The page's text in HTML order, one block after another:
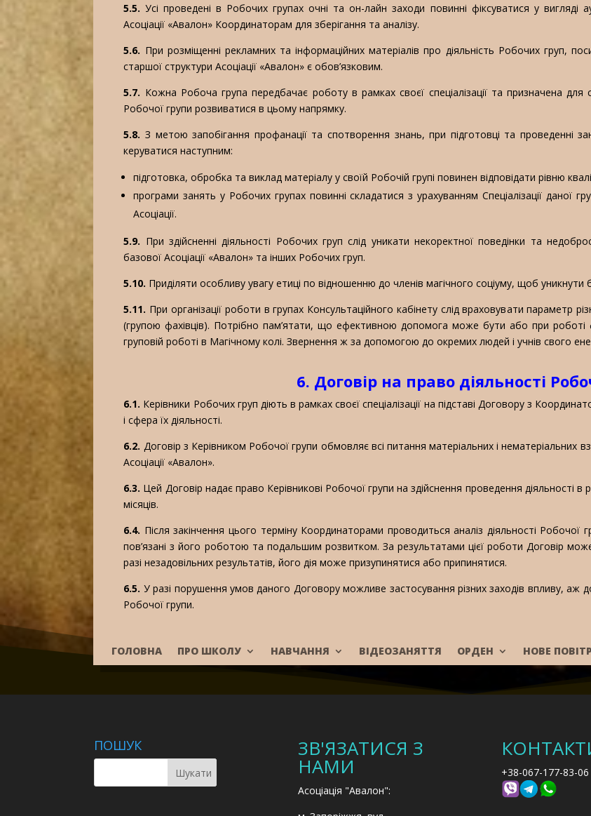
5.5. Усі проведені в Робочих групах очні та он-лайн заходи повинні фіксуватися у вигляді
Асоціації «Авалон» Координаторам для зберігання та аналізу.
5.6. При розміщенні рекламних та інформаційних матеріалів про діяльність Робочих груп,
старшої структури Асоціації «Авалон» є обов’язковим.
5.7. Кожна Робоча група передбачає роботу в рамках своєї спеціалізації та призначена
Робочої групи розвиватися в цьому напрямку.
5.8. З метою запобігання профанації та спотворення знань, при підготовці та проведенні
керуватися наступним:
підготовка, обробка та виклад матеріалу у своїй Робочій групі повинен відповідати рівню
програми занять у Робочих групах повинні складатися з урахуванням Спеціалізації даної
Асоціації.
5.9. При здійсненні діяльності Робочих груп слід уникати некоректної поведінки та
базової Асоціації «Авалон» та інших Робочих груп.
5.10. Приділяти особливу увагу етиці по відношенню до членів магічного соціуму, щоб уникнути
5.11. При організації роботи в групах Консультаційного кабінету слід враховувати параметр
(групою фахівців). Потрібно пам’ятати, що ефективною допомога може бути або при роботі
груповій роботі в Магічному колі. Звернення ж за допомогою до окремих людей і учнів свого
6. Договір на право діяльності
6.1. Керівники Робочих груп діють в рамках своєї спеціалізації на підставі Договору з
і сфера їх діяльності.
6.2. Договір з Керівником Робочої групи обмовляє всі питання матеріальних і нематеріальних
Асоціації «Авалон».
6.3. Цей Договір надає право Керівникові Робочої групи на здійснення проведення діяльності в
місяців.
6.4. Після закінчення цього терміну Координаторами проводиться аналіз діяльності Робочої
пов’язані з його роботою та подальшим розвитком. За результатами цієї роботи Договір
разі незадовільних результатів, його дія може призупинятися або припинятися.
6.5. У разі порушення умов даного Договору можливе застосування різних заходів впливу, аж
Робочої групи.
ГОЛОВНА ПРО ШКОЛУ НАВЧАННЯ ВІДЕОЗАНЯТТЯ ОРДЕН НОВЕ
ПОШУК ЗВ'ЯЗАТИСЯ З
НАМИ
Асоціація "Авалон":
+38-067-177-83-06